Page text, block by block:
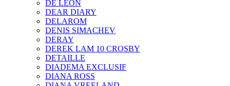
DE LEON
DEAR DIARY
DELAROM
DENIS SIMACHEV
DERAY
DEREK LAM 10 CROSBY
DETAILLE
DIADEMA EXCLUSIF
DIANA ROSS